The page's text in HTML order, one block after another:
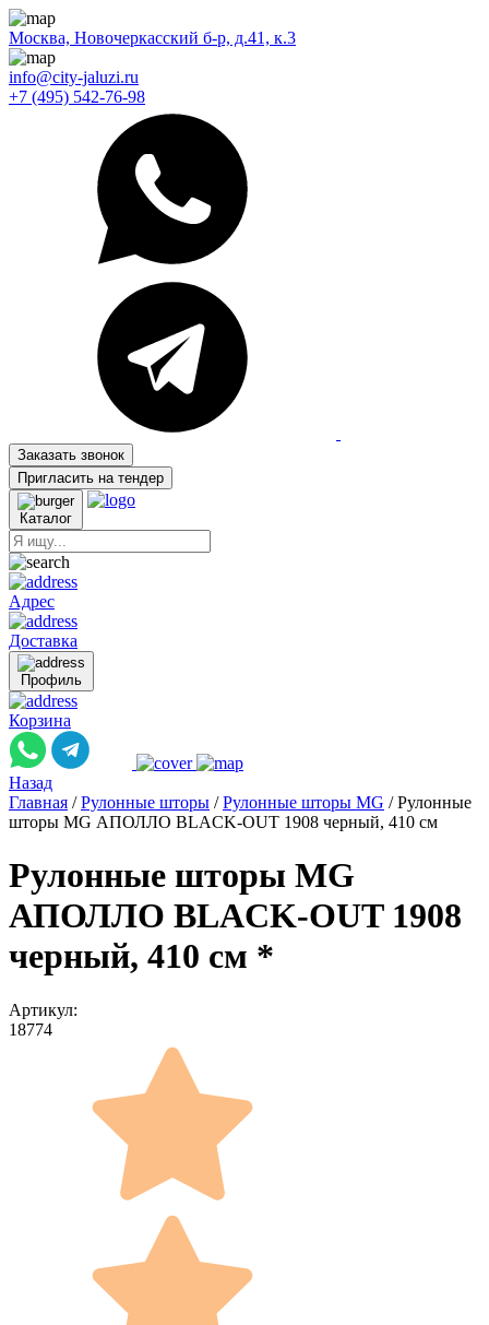
Москва, Новочеркасский б-р, д.41, к.3
info@city-jaluzi.ru
+7 (495) 542-76-98
Заказать звонок
Пригласить на тендер
Каталог
Адрес
Доставка
Профиль
Корзина
Назад
Главная / Рулонные шторы / Рулонные шторы MG / Рулонные
шторы MG АПОЛЛО BLACK-OUT 1908 черный, 410 см
Рулонные шторы MG
АПОЛЛО BLACK-OUT 1908
черный, 410 см *
Артикул:
18774